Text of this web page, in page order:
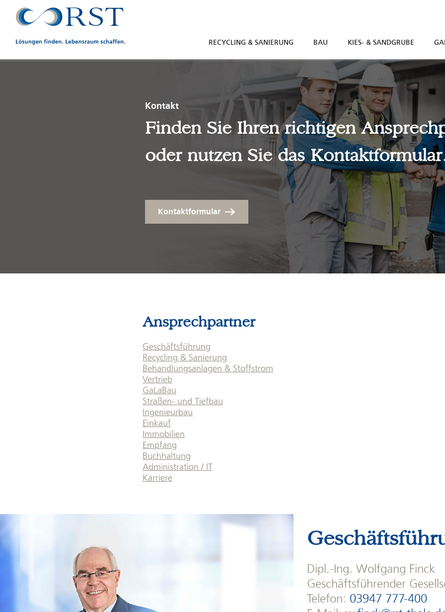
RECYCLING & SANIERUNG BAU KIES- & SANDGRUBE
Kontakt
Finden Sie Ihren richtigen
oder nutzen Sie das
Kontaktformular
Ansprechpartner
Geschäftsführung
Recycling & Sanierung
Behandlungsanlagen & Stoffstrom
Vertrieb
GaLaBau
Straßen- und Tiefbau
Ingenieurbau
Einkauf
Immobilien
Empfang
Buchhaltung
Administration / IT
Karriere
Dipl.-Ing. Wolfgang Finck
Geschäftsführender
Telefon: 03947 777-400